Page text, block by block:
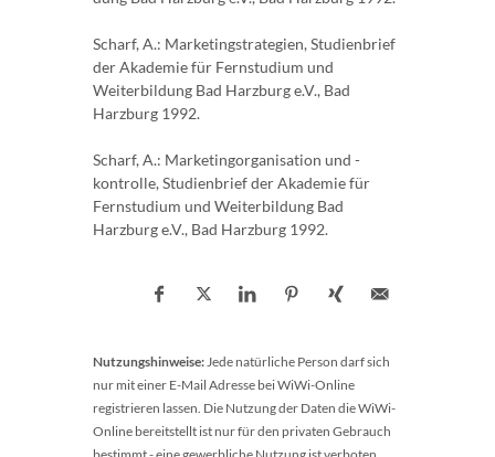
Scharf, A.: Marketingstrategien, Studienbrief
der Akademie für Fernstudium und
Weiterbil­dung Bad Harzburg e.V., Bad
Harzburg 1992.
Scharf, A.: Marketingorganisation und -
kontrolle, Studienbrief der Akademie für
Fernstu­dium und Weiterbildung Bad
Harzburg e.V., Bad Harzburg 1992.
Nutzungshinweise:Jede natürliche Person darf sich
nur mit einer E-Mail Adresse bei WiWi-Online
registrieren lassen. Die Nutzung der Daten die WiWi-
Online bereitstellt ist nur für den privaten Gebrauch